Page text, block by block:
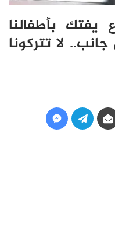
يفتك بأطفالنا
لا تتركونا